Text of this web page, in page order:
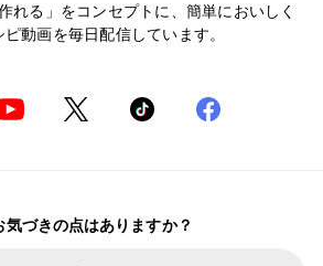
れる」をコンセプトに、簡単においしく
動画を毎日配信しています。
気づきの点はありますか？